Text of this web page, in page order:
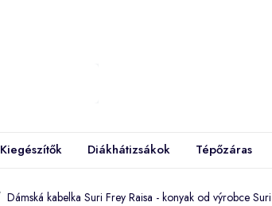
Kiegészítők Diákhátizsákok Tépőzáras
Dámská kabelka Suri Frey Raisa - konyak od výrobce